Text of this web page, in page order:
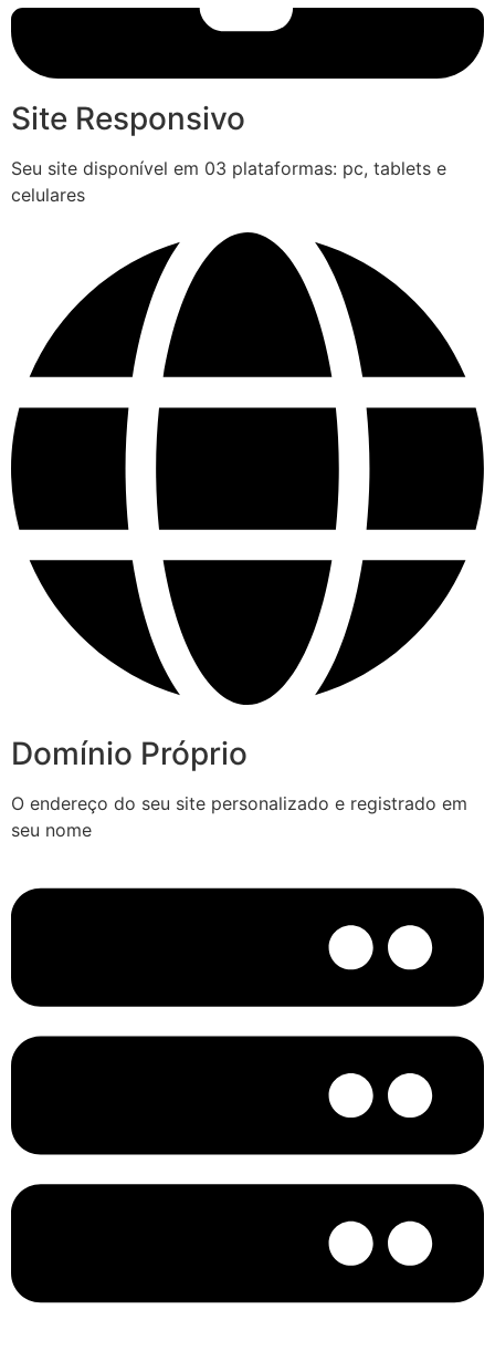
Site Responsivo
Seu site disponível em 03 plataformas: pc, tablets e
celulares
Domínio Próprio
O endereço do seu site personalizado e registrado em
seu nome